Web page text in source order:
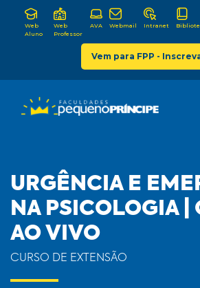
Web
Aluno
Web
Professor
AVA Webmail Intranet
Vem para FPP -
URGÊNCIA E
NA PSICOLOGIA |
AO VIVO
CURSO DE EXTENSÃO